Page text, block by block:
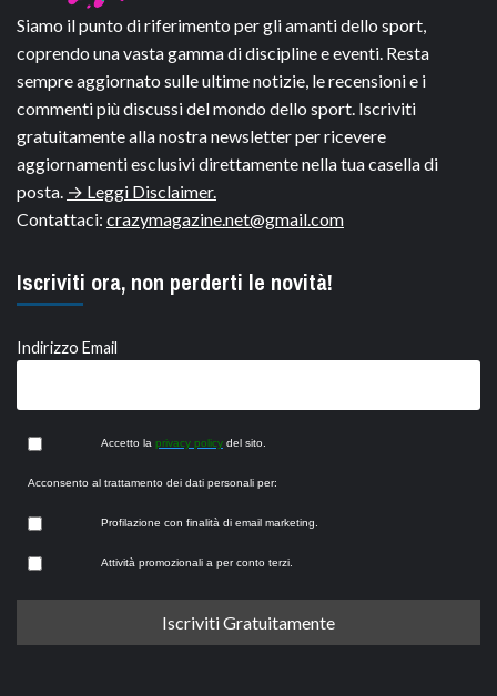
Siamo il punto di riferimento per gli amanti dello sport,
coprendo una vasta gamma di discipline e eventi. Resta
sempre aggiornato sulle ultime notizie, le recensioni e i
commenti più discussi del mondo dello sport. Iscriviti
gratuitamente alla nostra newsletter per ricevere
aggiornamenti esclusivi direttamente nella tua casella di
posta. → Leggi Disclaimer.
Contattaci: crazymagazine.net@gmail.com
Iscriviti ora, non perderti le novità!
Indirizzo Email
Accetto la privacy policy del sito.
Acconsento al trattamento dei dati personali per:
Profilazione con finalità di email marketing.
Attività promozionali a per conto terzi.